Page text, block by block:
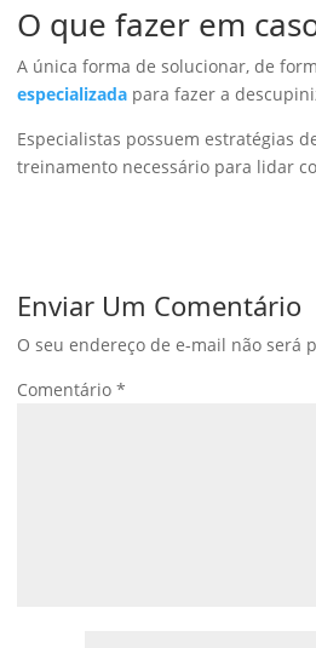
O que fazer em
A única forma de solucionar, de
especializada para fazer a
Especialistas possuem estratégias
treinamento necessário para lidar
Enviar Um Comentário
O seu endereço de e-mail não será
Comentário*